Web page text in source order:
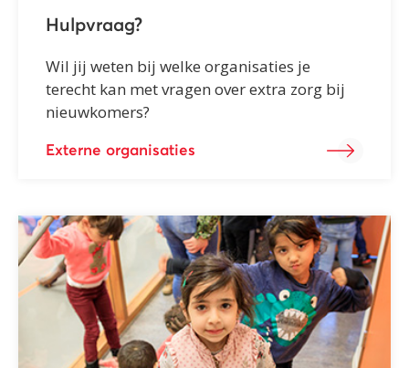
Hulpvraag?
Wil jij weten bij welke organisaties je
terecht kan met vragen over extra zorg bij
nieuwkomers?
Externe organisaties